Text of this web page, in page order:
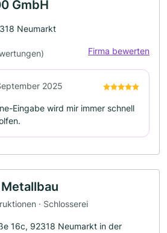
GmbH
Neumarkt
Firma bewerten
2025
Eingabe wird mir immer schnell
· Schlosserei
16c, 92318 Neumarkt in der